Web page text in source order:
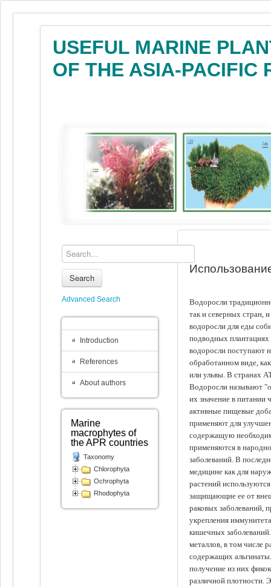
USEFUL MARINE
OF THE ASIA-PACIFIC
Водоросли
так и северных стран,
водоросли для еды
подводных
водоросли поступают
обработанном виде,
или ульвы. В странах
Водоросли называют
их значение в питании
активные пищевые
применяют для
содержащую
применяются в
заболеваний. В
медицине как для
растений
защищающие ее от
раковых заболеваний,
укрепления
кишечных
металлов, в том числе
содержащих
получение из них
различной плотности.
Search
Advanced Search
Introduction
References
About authors
Marine
macrophytes of
the APR countries
Taxonomy
Chlorophyta
Ochrophyta
Rhodophyta